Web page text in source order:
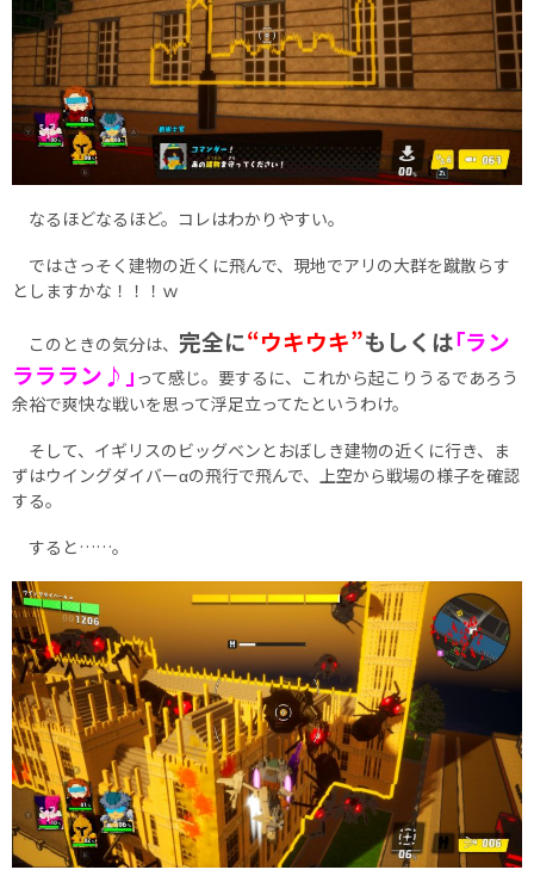
なるほどなるほど。コレはわかりやすい。
ではさっそく建物の近くに飛んで、現地でアリの大群を蹴散らす
としますかな！！！ｗ
このときの気分は、 完全に“ウキウキ”もしくは｢ラン
ラララン♪｣ って感じ。要するに、これから起こりうるであろう
余裕で爽快な戦いを思って浮足立ってたというわけ。
そして、イギリスのビッグベンとおぼしき建物の近くに行き、ま
ずはウイングダイバーαの飛行で飛んで、上空から戦場の様子を確認
する。
すると……。